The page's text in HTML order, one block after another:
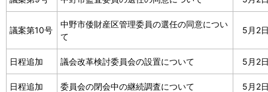
議案第10号
中野市倭財産区管理委員の選任の同意につい
て
5月2
日程追加 議会改革検討委員会の設置について 5月2
日程追加 委員会の閉会中の継続調査について 5月2